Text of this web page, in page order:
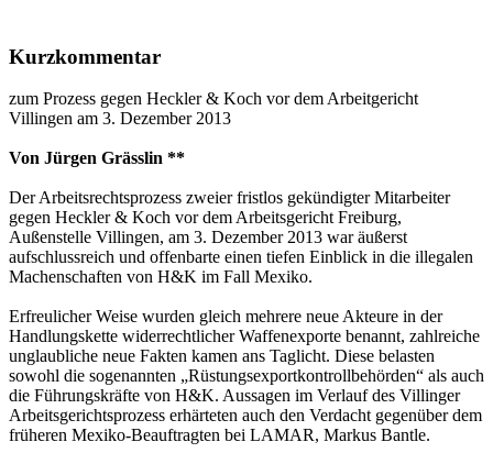
Kurzkommentar
zum Prozess gegen Heckler & Koch vor dem Arbeitgericht
Villingen am 3. Dezember 2013
Von Jürgen Grässlin **
Der Arbeitsrechtsprozess zweier fristlos gekündigter Mitarbeiter
gegen Heckler & Koch vor dem Arbeitsgericht Freiburg,
Außenstelle Villingen, am 3. Dezember 2013 war äußerst
aufschlussreich und offenbarte einen tiefen Einblick in die illegalen
Machenschaften von H&K im Fall Mexiko.
Erfreulicher Weise wurden gleich mehrere neue Akteure in der
Handlungskette widerrechtlicher Waffenexporte benannt, zahlreiche
unglaubliche neue Fakten kamen ans Taglicht. Diese belasten
sowohl die sogenannten „Rüstungsexportkontrollbehörden“ als auch
die Führungskräfte von H&K. Aussagen im Verlauf des Villinger
Arbeitsgerichtsprozess erhärteten auch den Verdacht gegenüber dem
früheren Mexiko-Beauftragten bei LAMAR, Markus Bantle.